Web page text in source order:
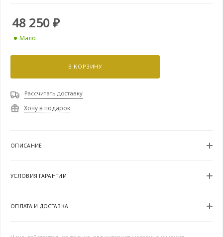
48 250₽
Мало
В КОРЗИНУ
Рассчитать доставку
Хочу в подарок
ОПИСАНИЕ
УСЛОВИЯ ГАРАНТИИ
ОПЛАТА И ДОСТАВКА